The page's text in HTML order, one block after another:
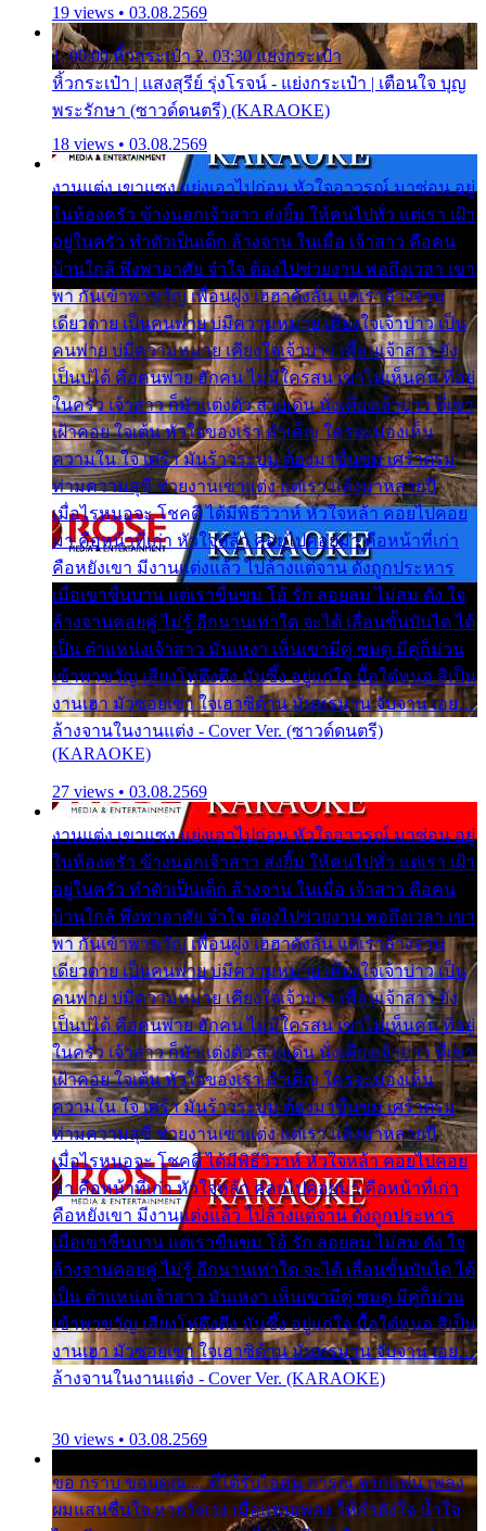
19 views • 03.08.2569
1. 00:00 หิ้วกระเป๋า 2. 03:30 แย่งกระเป๋า
หิ้วกระเป๋า | แสงสุรีย์ รุ่งโรจน์ - แย่งกระเป๋า | เตือนใจ บุญ
พระรักษา (ซาวด์ดนตรี) (KARAOKE)
18 views • 03.08.2569
งานแต่ง เขาแซง แย่งเอาไปก่อน หัวใจอาวรณ์ มาซ่อน อยู่
ในห้องครัว ข้างนอกเจ้าสาว ส่งยิ้ม ให้คนไปทั่ว แต่เรา เฝ้า
อยู่ในครัว ทำตัวเป็นเด็ก ล้างจาน ในเมื่อ เจ้าสาว คือคน
บ้านใกล้ พึ่งพาอาศัย จำใจ ต้องไปช่วยงาน พอถึงเวลา เขา
พา กันเข้าพาขวัญ เพื่อนฝูง เฮฮาดังลั่น แต่เราล้างจาน
เดียวดาย เป็นคนพ่าย บ่มีความหมาย เคียงใจเจ้าบ่าว เป็น
คนพ่าย บ่มีความหมาย เคียงใจเจ้าบ่าว เพื่อนเจ้าสาว ยัง
เป็นบ่ได้ คือคนพ่าย ฮักคน ไม่มีใครสน เขาไม่เห็นคน ที่อยู่
ในครัว เจ้าสาว ก็มัวแต่งตัว สวยเด่น นั่งเคียงเจ้าบ่าว ที่เขา
เฝ้าคอย ใจเต้น หัวใจของเรา ลำเค็ญ ใครจะมองเห็น
ความใน ใจ เศร้า มันร้าวระบม ต้องมาขื่นขม เศร้าตรม
ท่ามความสุขี ช่วยงานเขาแต่ง แต่เรา แล้งมาหลายปี
เมื่อไรหนอจะ โชคดี ได้มีพิธีวิวาห์ หัวใจหล้า คอยไปคอย
มา คือหน้าที่เก่า หัวใจหล้า คอยไปคอยมา คือหน้าที่เก่า
คือหยังเขา มีงานแต่งแล้ว ไปล้างแต่จาน ดั่งถูกประหาร
เมื่อเขาชื่นบาน แต่เราขื่นขม โอ้ รัก ลอยลม ไม่สม ดัง ใจ
ล้างจานคอยคู่ ไม่รู้ อีกนานเท่าใด จะได้ เลื่อนขั้นบันได ได้
เป็น ตำแหน่งเจ้าสาว มันเหงา เห็นเขามีคู่ ซมดู มีคู่ก็ม่วน
เข้าพาขวัญ เสียงโห่ตึงตึง มันซึ้ง อยู่แก่ใจ มื้อใด๋หนอ สิเป็น
งานเฮา มัวซอยเขา ใจเฮาซิด้าน มันทรมาน จับจาน เอย…
ล้างจานในงานแต่ง - Cover Ver. (ซาวด์ดนตรี)
(KARAOKE)
27 views • 03.08.2569
งานแต่ง เขาแซง แย่งเอาไปก่อน หัวใจอาวรณ์ มาซ่อน อยู่
ในห้องครัว ข้างนอกเจ้าสาว ส่งยิ้ม ให้คนไปทั่ว แต่เรา เฝ้า
อยู่ในครัว ทำตัวเป็นเด็ก ล้างจาน ในเมื่อ เจ้าสาว คือคน
บ้านใกล้ พึ่งพาอาศัย จำใจ ต้องไปช่วยงาน พอถึงเวลา เขา
พา กันเข้าพาขวัญ เพื่อนฝูง เฮฮาดังลั่น แต่เราล้างจาน
เดียวดาย เป็นคนพ่าย บ่มีความหมาย เคียงใจเจ้าบ่าว เป็น
คนพ่าย บ่มีความหมาย เคียงใจเจ้าบ่าว เพื่อนเจ้าสาว ยัง
เป็นบ่ได้ คือคนพ่าย ฮักคน ไม่มีใครสน เขาไม่เห็นคน ที่อยู่
ในครัว เจ้าสาว ก็มัวแต่งตัว สวยเด่น นั่งเคียงเจ้าบ่าว ที่เขา
เฝ้าคอย ใจเต้น หัวใจของเรา ลำเค็ญ ใครจะมองเห็น
ความใน ใจ เศร้า มันร้าวระบม ต้องมาขื่นขม เศร้าตรม
ท่ามความสุขี ช่วยงานเขาแต่ง แต่เรา แล้งมาหลายปี
เมื่อไรหนอจะ โชคดี ได้มีพิธีวิวาห์ หัวใจหล้า คอยไปคอย
มา คือหน้าที่เก่า หัวใจหล้า คอยไปคอยมา คือหน้าที่เก่า
คือหยังเขา มีงานแต่งแล้ว ไปล้างแต่จาน ดั่งถูกประหาร
เมื่อเขาชื่นบาน แต่เราขื่นขม โอ้ รัก ลอยลม ไม่สม ดัง ใจ
ล้างจานคอยคู่ ไม่รู้ อีกนานเท่าใด จะได้ เลื่อนขั้นบันได ได้
เป็น ตำแหน่งเจ้าสาว มันเหงา เห็นเขามีคู่ ซมดู มีคู่ก็ม่วน
เข้าพาขวัญ เสียงโห่ตึงตึง มันซึ้ง อยู่แก่ใจ มื้อใด๋หนอ สิเป็น
งานเฮา มัวซอยเขา ใจเฮาซิด้าน มันทรมาน จับจาน เอย…
ล้างจานในงานแต่ง - Cover Ver. (KARAOKE)
30 views • 03.08.2569
ขอ กราบ ขอบคุณ.... ที่ได้รับไออุ่น การุณ จากแฟน เพลง
ผมแสนชื่นใจ หายวังเวง เมื่อแฟนเพลง ให้กำลังใจ น้ำใจ